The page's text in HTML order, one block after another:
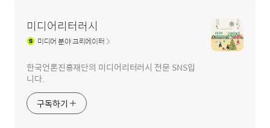
미디어리터러시
미디어분야 크리에이터
한국언론진흥재단의 미디어리터러시 전문 SNS입
니다.
구독하기